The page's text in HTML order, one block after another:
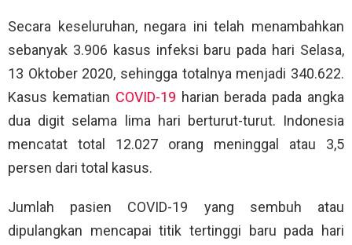
Secara keseluruhan, negara ini telah menambahkan
sebanyak 3.906 kasus infeksi baru pada hari Selasa,
13 Oktober 2020, sehingga totalnya menjadi 340.622.
Kasus kematian COVID-19 harian berada pada angka
dua digit selama lima hari berturut-turut. Indonesia
mencatat total 12.027 orang meninggal atau 3,5
persen dari total kasus.
Jumlah pasien COVID-19 yang sembuh atau
dipulangkan mencapai titik tertinggi baru pada hari